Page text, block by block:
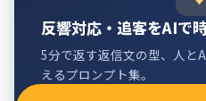
反響対応・追客をAIで
5分で返す返信文の型、人と
えるプロンプト集。